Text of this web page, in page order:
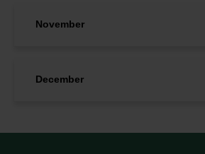
November
December